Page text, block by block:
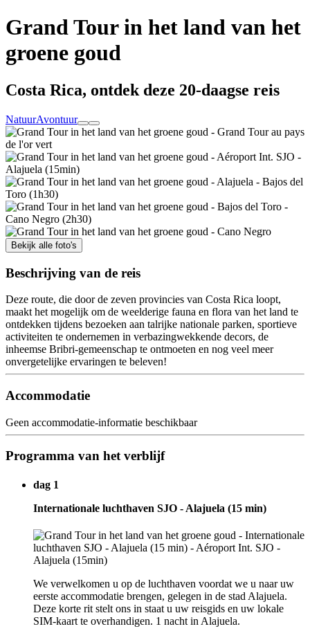
Grand Tour in het land van het
groene goud
Costa Rica, ontdek deze 20-daagse reis
NatuurAvontuur
Bekijk alle foto's
Beschrijving van de reis
Deze route, die door de zeven provincies van Costa Rica loopt,
maakt het mogelijk om de weelderige fauna en flora van het land te
ontdekken tijdens bezoeken aan talrijke nationale parken, sportieve
activiteiten te ondernemen in verbazingwekkende decors, de
inheemse Bribri-gemeenschap te ontmoeten en nog veel meer
onvergetelijke ervaringen te beleven!
Accommodatie
Geen accommodatie-informatie beschikbaar
Programma van het verblijf
dag 1
Internationale luchthaven SJO - Alajuela (15 min)
We verwelkomen u op de luchthaven voordat we u naar uw
eerste accommodatie brengen, gelegen in de stad Alajuela.
Deze korte rit stelt ons in staat u uw reisgids en uw lokale
SIM-kaart te overhandigen. 1 nacht in Alajuela.